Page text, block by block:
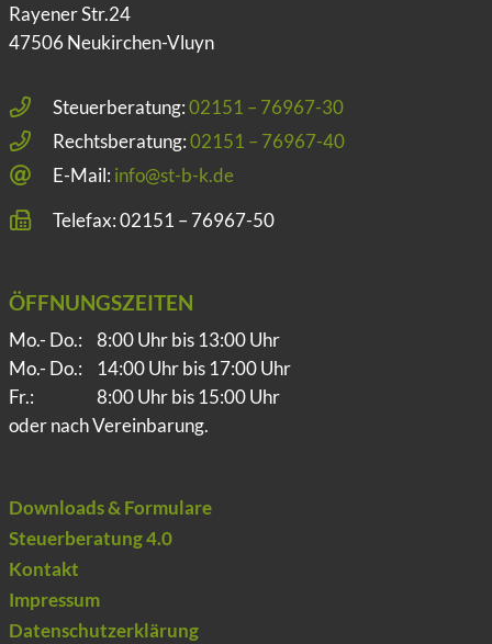
Rayener Str.24
47506 Neukirchen-Vluyn
Steuerberatung:02151 – 76967-30
Rechtsberatung:02151 – 76967-40
E-Mail: info@st-b-k.de
Telefax: 02151 – 76967-50
ÖFFNUNGSZEITEN
Mo.- Do.:
8:00 Uhr bis 13:00 Uhr
Mo.- Do.:
14:00 Uhr bis 17:00 Uhr
Fr.:
8:00 Uhr bis 15:00 Uhr
oder nach Vereinbarung.
Downloads & Formulare
Steuerberatung 4.0
Kontakt
Impressum
Datenschutzerklärung